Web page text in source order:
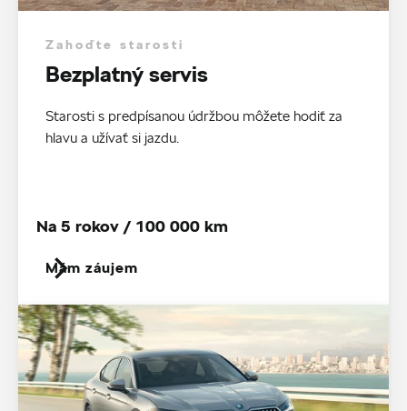
Zahoďte starosti
Bezplatný servis
Starosti s predpísanou údržbou môžete hodiť za
hlavu a užívať si jazdu.
Mám záujem
Na 5 rokov / 100 000 km